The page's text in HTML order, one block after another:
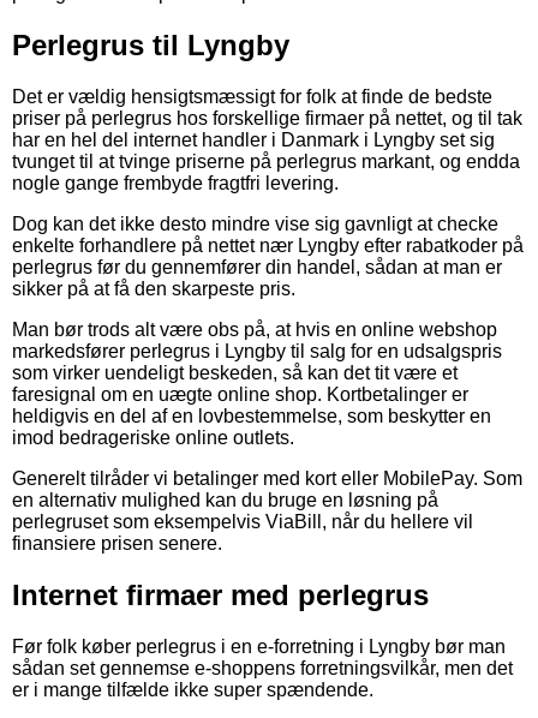
Perlegrus til Lyngby
Det er vældig hensigtsmæssigt for folk at finde de bedste
priser på perlegrus hos forskellige firmaer på nettet, og til tak
har en hel del internet handler i Danmark i Lyngby set sig
tvunget til at tvinge priserne på perlegrus markant, og endda
nogle gange frembyde fragtfri levering.
Dog kan det ikke desto mindre vise sig gavnligt at checke
enkelte forhandlere på nettet nær Lyngby efter rabatkoder på
perlegrus før du gennemfører din handel, sådan at man er
sikker på at få den skarpeste pris.
Man bør trods alt være obs på, at hvis en online webshop
markedsfører perlegrus i Lyngby til salg for en udsalgspris
som virker uendeligt beskeden, så kan det tit være et
faresignal om en uægte online shop. Kortbetalinger er
heldigvis en del af en lovbestemmelse, som beskytter en
imod bedrageriske online outlets.
Generelt tilråder vi betalinger med kort eller MobilePay. Som
en alternativ mulighed kan du bruge en løsning på
perlegruset som eksempelvis ViaBill, når du hellere vil
finansiere prisen senere.
Internet firmaer med perlegrus
Før folk køber perlegrus i en e-forretning i Lyngby bør man
sådan set gennemse e-shoppens forretningsvilkår, men det
er i mange tilfælde ikke super spændende.